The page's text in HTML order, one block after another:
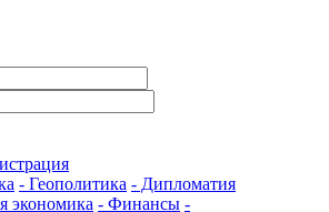
- Геополитика - Дипломатия
экономика - Финансы -